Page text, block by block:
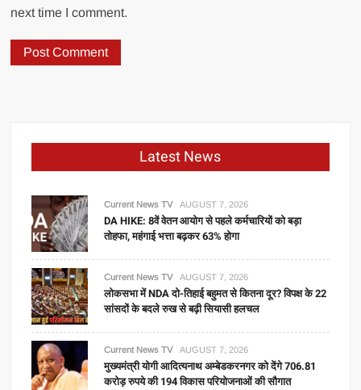
next time I comment.
Latest News
Current News TV AUGUST 7, 2026
DA HIKE: 8वें वेतन आयोग से पहले कर्मचारियों को बड़ा
तोहफा, महंगाई भत्ता बढ़कर 63% होगा
Current News TV AUGUST 7, 2026
लोकसभा में NDA दो-तिहाई बहुमत से कितना दूर? विपक्ष के 22
सांसदों के बदले रुख से बढ़ी सियासी हलचल
Current News TV AUGUST 7, 2026
मुख्यमंत्री योगी आदित्यनाथ अम्बेडकरनगर को देंगे 706.81
करोड़ रुपये की 194 विकास परियोजनाओं की सौगात